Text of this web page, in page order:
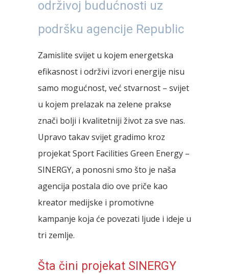
održivoj budućnosti uz
podršku agencije Republic
Zamislite svijet u kojem energetska
efikasnost i održivi izvori energije nisu
samo mogućnost, već stvarnost – svijet
u kojem prelazak na zelene prakse
znači bolji i kvalitetniji život za sve nas.
Upravo takav svijet gradimo kroz
projekat Sport Facilities Green Energy –
SINERGY, a ponosni smo što je naša
agencija postala dio ove priče kao
kreator medijske i promotivne
kampanje koja će povezati ljude i ideje u
tri zemlje.
Šta čini projekat SINERGY